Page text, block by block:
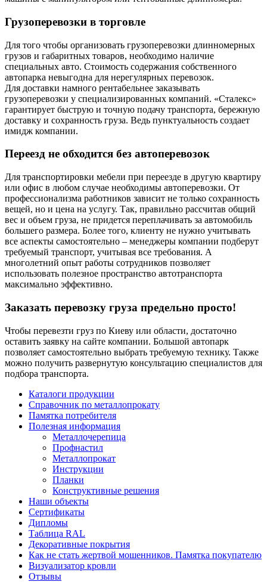
Грузоперевозки в торговле
Для того чтобы организовать грузоперевозки длинномерных
грузов и габаритных товаров, необходимо наличие
специальных авто. Стоимость содержания собственного
автопарка невыгодна для нерегулярных перевозок.
Для доставки намного рентабельнее заказывать
грузоперевозки у специализированных компаний. «Сталекс»
гарантирует быструю и точную подачу транспорта, бережную
доставку и сохранность груза. Ведь пунктуальность создает
имидж компании.
Переезд не обходится без автоперевозок
Для транспортировки мебели при переезде в другую квартиру
или офис в любом случае необходимы автоперевозки. От
профессионализма работников зависит не только сохранность
вещей, но и цена на услугу. Так, правильно рассчитав общий
вес и объем груза, не придется переплачивать за автомобиль
большего размера. Более того, клиенту не нужно учитывать
все аспекты самостоятельно – менеджеры компании подберут
требуемый транспорт, учитывая все требования. А
многолетний опыт работы сотрудников позволяет
использовать полезное пространство автотранспорта
максимально эффективно.
Заказать перевозку груза предельно просто!
Чтобы перевезти груз по Киеву или области, достаточно
оставить заявку на сайте компании. Большой автопарк
позволяет самостоятельно выбрать требуемую технику. Также
можно получить развернутую консультацию специалистов для
подбора транспорта.
Каталоги продукции
Справочник по металлопрокату
Памятка потребителя
Полезная информация
Металлочерепица
Профнастил
Металлопрокат
Инструкции
Планки
Конструктивные решения
Наши объекты
Сертификаты
Дипломы
Таблица RAL
Декоративные покрытия
Как не стать жертвой мошенников. Памятка покупателю
Визуализатор кровли
Отзывы